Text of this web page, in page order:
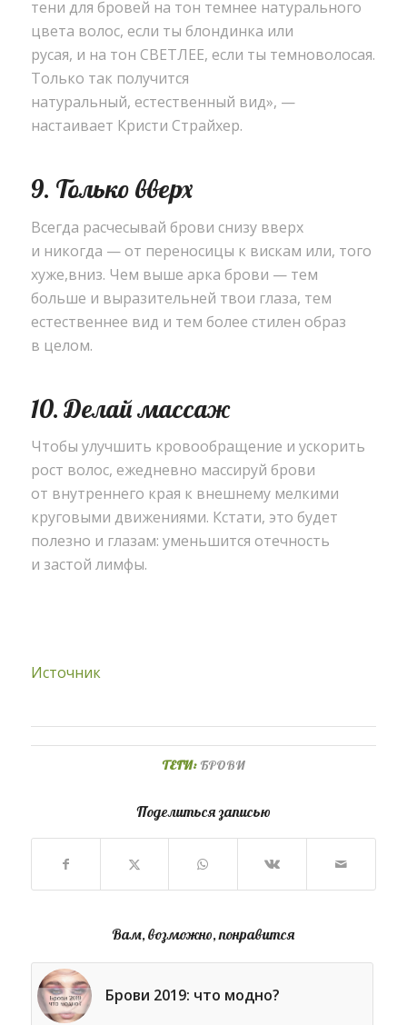
тени для бровей на тон темнее натурального
цвета волос, если ты блондинка или
русая, и на тон СВЕТЛЕЕ, если ты темноволосая.
Только так получится
натуральный, естественный вид», —
настаивает Кристи Страйхер.
9. Только вверх
Всегда расчесывай брови снизу вверх
и никогда — от переносицы к вискам или, того
хуже,вниз. Чем выше арка брови — тем
больше и выразительней твои глаза, тем
естественнее вид и тем более стилен образ
в целом.
10. Делай массаж
Чтобы улучшить кровообращение и ускорить
рост волос, ежедневно массируй брови
от внутреннего края к внешнему мелкими
круговыми движениями. Кстати, это будет
полезно и глазам: уменьшится отечность
и застой лимфы.
Источник
ТЕГИ: БРОВИ
Поделиться записью
Вам, возможно, понравится
Брови 2019: что модно?